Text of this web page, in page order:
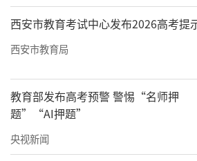
选在郑国渠口以上约1200米处，因其是石
以使用寿命最长，沿袭至宋徽宗大观元年
西安市教育考试中心发布2026高考提
西安市教育局
教育部发布高考预警 警惕“名师押
题”“AI押题”
央视新闻